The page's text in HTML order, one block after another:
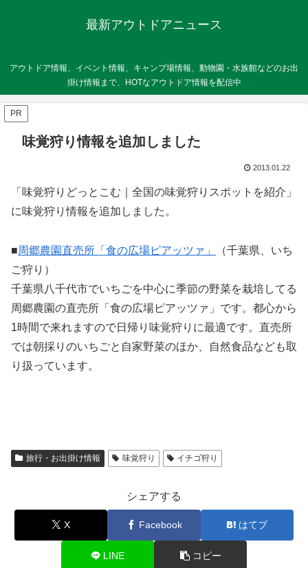
最新アウトドアニュース
アウトドア情報、イベント情報、キャンプ場情報、動物園・水族館などのお出
掛け情報まで、HOTなアウトドア情報を配信中
PR
味覚狩り情報を追加しました
2013.01.22
「味覚狩りどっとこむ｜全国の味覚狩りスポットを紹介」
に味覚狩り情報を追加しました。
■周郷農園直売所「食の広場ピアッツァ」
（千葉県、いち
ご狩り）
千葉県八千代市でいちごを中心に季節の野菜を栽培してる
周郷農園の直売所「食の広場ピアッツァ」です。都心から
1時間で来れますので日帰り味覚狩りに最適です。直売所
では朝採りのいちごと自家野菜のほか、自然食品なども取
り扱っています。
旅行・お出掛け情報 味覚狩り イチゴ狩り
シェアする
X Facebook はてブ
LINE コピー